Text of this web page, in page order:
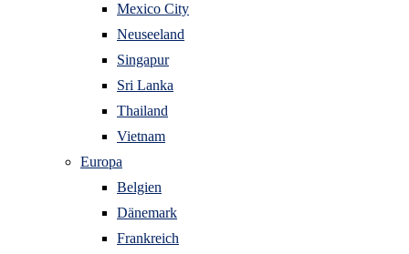
Mexico City
Neuseeland
Singapur
Sri Lanka
Thailand
Vietnam
Europa
Belgien
Dänemark
Frankreich